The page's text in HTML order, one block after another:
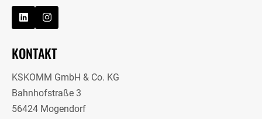
KONTAKT
KSKOMM GmbH & Co. KG
Bahnhofstraße 3
56424 Mogendorf